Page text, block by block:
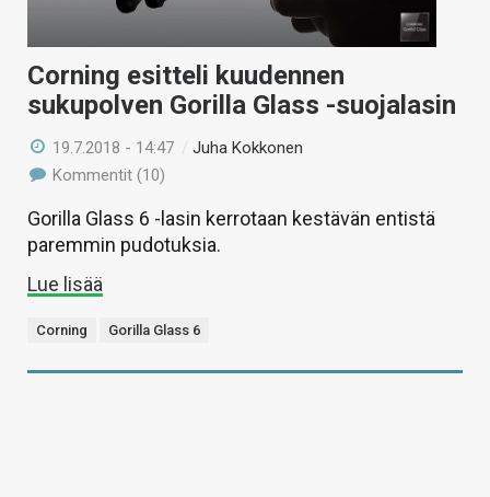
Corning esitteli kuudennen
sukupolven Gorilla Glass -suojalasin
19.7.2018 - 14:47 /Juha Kokkonen
Kommentit (10)
Gorilla Glass 6 -lasin kerrotaan kestävän entistä
paremmin pudotuksia.
Lue lisää
Corning Gorilla Glass 6